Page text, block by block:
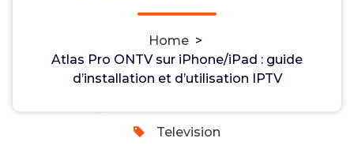
Home >
Atlas Pro ONTV sur iPhone/iPad : guide
d’installation et d’utilisation IPTV
Television